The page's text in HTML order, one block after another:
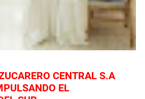
CENTRAL S.A
EL